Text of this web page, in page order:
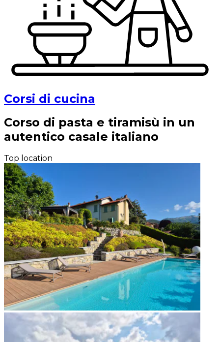
Corsi di cucina
Corso di pasta e tiramisù in un
autentico casale italiano
Top location